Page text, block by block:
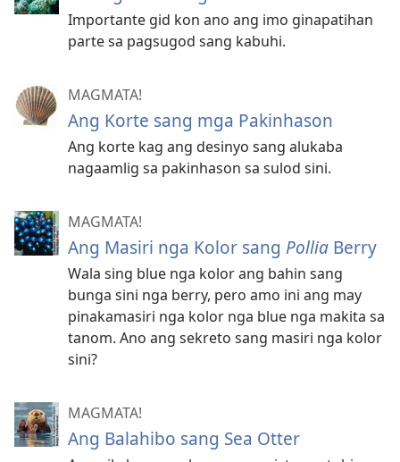
Importante gid kon ano ang imo ginapatihan
parte sa pagsugod sang kabuhi.
MAGMATA!
Ang Korte sang mga Pakinhason
Ang korte kag ang desinyo sang alukaba
nagaamlig sa pakinhason sa sulod sini.
MAGMATA!
Ang Masiri nga Kolor sang Pollia Berry
Wala sing blue nga kolor ang bahin sang
bunga sini nga berry, pero amo ini ang may
pinakamasiri nga kolor nga blue nga makita sa
tanom. Ano ang sekreto sang masiri nga kolor
sini?
MAGMATA!
Ang Balahibo sang Sea Otter